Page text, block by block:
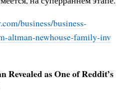
business/business-
altman-newhouse-family-inv
Revealed as One of Reddit’s